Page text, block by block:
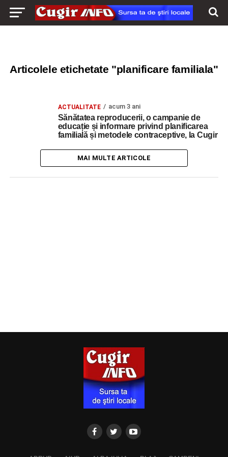
Articolele etichetate "planificare familiala"
ACTUALITATE acum 3 ani
Sănătatea reproducerii, o campanie de
educație și informare privind planificarea
familială și metodele contraceptive, la Cugir
MAI MULTE ARTICOLE